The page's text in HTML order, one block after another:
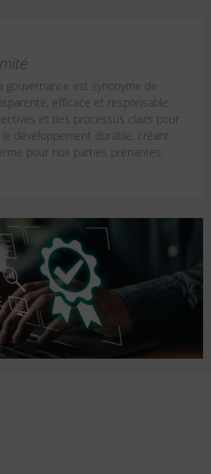
gouvernance est synonyme de
efficace et responsable.
et des processus clairs pour
développement durable, créant
pour nos parties prenantes.